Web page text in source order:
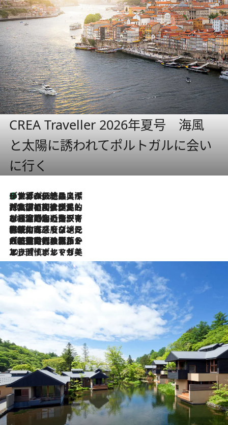
CREA Traveller 2026年夏号 海風
と太陽に誘われてポルトガルに会い
に行く
2026.8.8
リスボンの絶品スイーツ「パステル・デ・ナタ」とは？ポルトガル伝統の奥深い世界へ
2026.7.27
「私の祖国はポルトガル語です」国民的詩人フェルナンド・ペソアと、彼が愛した文学の街を歩く
2026.7.26
ポルトガル近海が育む極上の海の幸。キリリと冷えた白ワインと愉しむ、シーフード専門店の贅沢
2026.7.22
伝統の味をモダンに昇華。高感度な地元客が集う、リスボンの最旬ガストロノミー
2026.7.21
大航海時代の栄華から、震災、独裁、そして革命へ。ポルトガル・首都リスボンの石畳に刻まれた「歴史の光と影」
2026.7.13
エッセイ・ヤマザキマリ「慎ましくも美しき国 ポルトガル」